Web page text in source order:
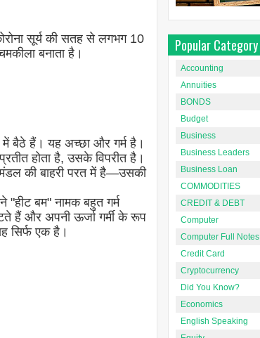
सूर्य की सतह से लगभग 10
बनाता है।
में बैठे हैं। यह अच्छा और गर्म है।
होता है, उसके विपरीत है।
की बाहरी परत में है—उसकी
बम" नामक बहुत गर्म
हैं और अपनी ऊर्जा गर्मी के रूप
सिर्फ एक है।
Popular Category
Accounting
Annuities
BONDS
Budget
Business
Business Leaders
Business Loan
COMMODITIES
CREDIT & DEBT
Computer
Computer Full Notes
Credit Card
Cryptocurrency
Did You Know?
Economics
English Speaking